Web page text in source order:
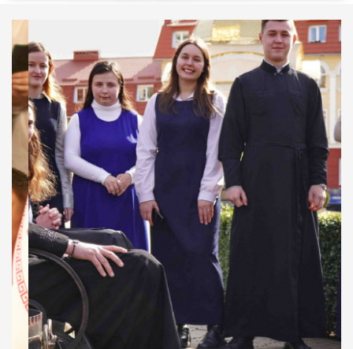
ДУХОВНО СИЛЬНІ!
ВПБА — спільнота, де
формується
покликання
Читати більше